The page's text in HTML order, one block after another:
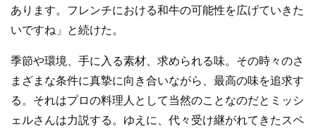
あります。フレンチにおける和牛の可能性を広げていきた
いですね」と続けた。
季節や環境、手に入る素材、求められる味。その時々のさ
まざまな条件に真摯に向き合いながら、最高の味を追求す
る。それはプロの料理人として当然のことなのだとミッシ
ェルさんは力説する。ゆえに、代々受け継がれてきたスペ